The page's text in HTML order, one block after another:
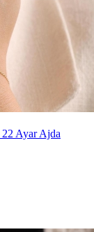
22 Ayar Ajda